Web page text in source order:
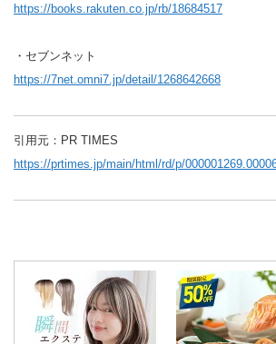
https://books.rakuten.co.jp/rb/18684517
・セブンネット
https://7net.omni7.jp/detail/1268642668
引用元：PR TIMES
https://prtimes.jp/main/html/rd/p/